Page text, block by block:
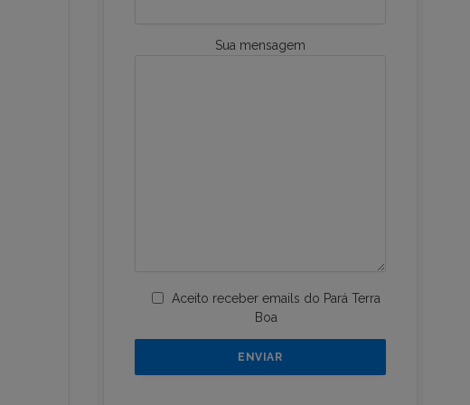
Sua mensagem
Aceito receber emails do Pará Terra
Boa